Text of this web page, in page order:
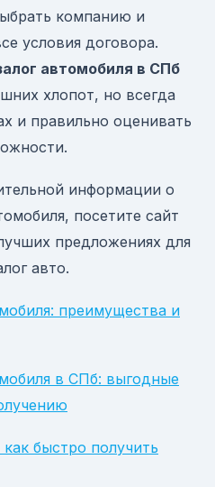
компанию и
условия договора.
автомобиля в СПб
хлопот, но всегда
и правильно оценивать
информации о
посетите сайт
предложениях для
авто.
преимущества и
в СПб: выгодные
быстро получить